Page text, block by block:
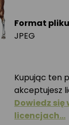
Format
JPEG
Kupując ten
akceptujesz
Dowiedz się
licencjach…